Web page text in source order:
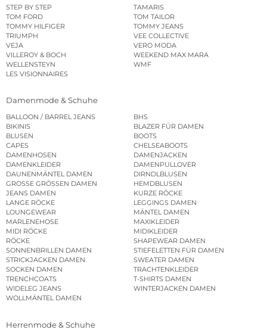
STEP BY STEP
TAMARIS
TOM FORD
TOM TAILOR
TOMMY HILFIGER
TOMMY JEANS
TRIUMPH
VEE COLLECTIVE
VEJA
VERO MODA
VILLEROY & BOCH
WEEKEND MAX MARA
WELLENSTEYN
WMF
LES VISIONNAIRES
Damenmode & Schuhe
BALLOON / BARREL JEANS
BHS
BIKINIS
BLAZER FÜR DAMEN
BLUSEN
BOOTS
CAPES
CHELSEABOOTS
DAMENHOSEN
DAMENJACKEN
DAMENKLEIDER
DAMENPULLOVER
DAUNENMÄNTEL DAMEN
DIRNDLBLUSEN
GROSSE GRÖSSEN DAMEN
HEMDBLUSEN
JEANS DAMEN
KURZE RÖCKE
LANGE RÖCKE
LEGGINGS DAMEN
LOUNGEWEAR
MÄNTEL DAMEN
MARLENEHOSE
MAXIKLEIDER
MIDI RÖCKE
MIDIKLEIDER
RÖCKE
SHAPEWEAR DAMEN
SONNENBRILLEN DAMEN
STIEFELETTEN FÜR DAMEN
STRICKJACKEN DAMEN
SWEATER DAMEN
SOCKEN DAMEN
TRACHTENKLEIDER
TRENCHCOATS
T-SHIRTS DAMEN
WIDELEG JEANS
WINTERJACKEN DAMEN
WOLLMÄNTEL DAMEN
Herrenmode & Schuhe